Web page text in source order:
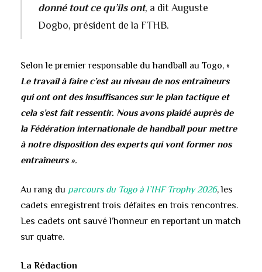
donné tout ce qu’ils ont, a dit Auguste
Dogbo, président de la FTHB.
Selon le premier responsable du handball au Togo, «
Le travail à faire c’est au niveau de nos entraîneurs
qui ont ont des insuffisances sur le plan tactique et
cela s’est fait ressentir. Nous avons plaidé auprès de
la Fédération internationale de handball pour mettre
à notre disposition des experts qui vont former nos
entraîneurs ».
Au rang du parcours du Togo à l’IHF Trophy 2026, les
cadets enregistrent trois défaites en trois rencontres.
Les cadets ont sauvé l’honneur en reportant un match
sur quatre.
La Rédaction